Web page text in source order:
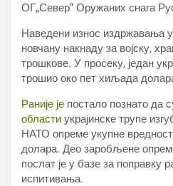
ОГ„Север“ Оружаних снага
Наведени износ издржавања
новчану накнаду за војску,
трошкове. У просеку, један
трошио око пет хиљада
Раније је постало познато да
области украјинске трупе
НАТО опреме укупне
долара. Део заробљене
послат је у базе за поправку
испитивања.